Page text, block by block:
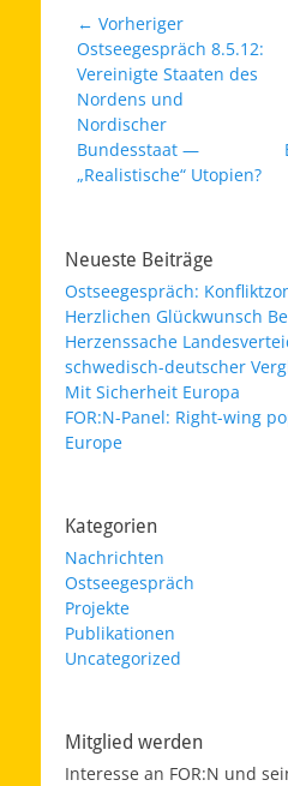
Beitragsnavigation
← Vorheriger
Vorheriger
Beitrag:
Ostseegespräch 8.5.12:
Vereinigte Staaten des
Nordens und
Nordischer
Bundesstaat —
„Realistische“ Utopien?
Neueste Beiträge
Ostseegespräch:
Herzlichen Glückwunsch
Herzenssache
schwedisch-deutscher
Mit Sicherheit Europa
FOR:N-Panel: Right-wing
Europe
Kategorien
Nachrichten
Ostseegespräch
Projekte
Publikationen
Uncategorized
Mitglied werden
Interesse an FOR:N und